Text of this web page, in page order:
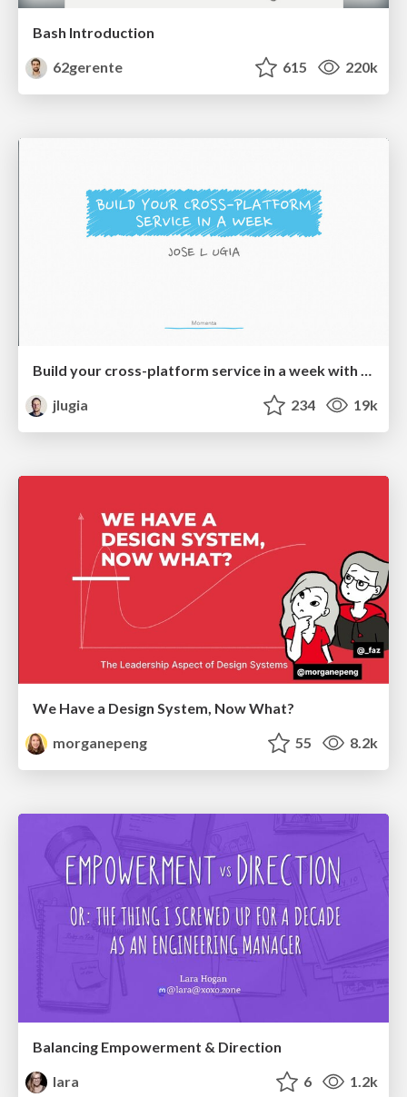
Bash Introduction
62gerente
615 220k
Build your cross-platform service in a week with App Engine
jlugia
234 19k
We Have a Design System, Now What?
morganepeng
55 8.2k
Balancing Empowerment & Direction
lara
6 1.2k